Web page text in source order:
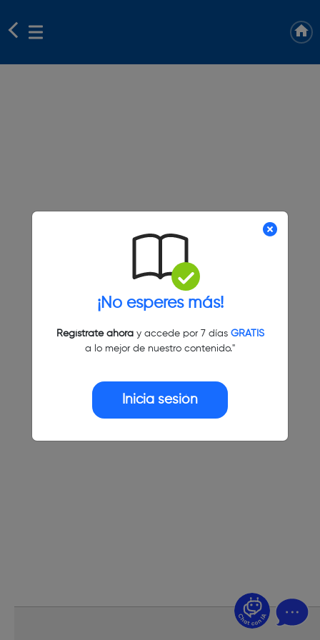
¡No esperes más!
Regístrate ahoray accede por 7 días GRATIS
a lo mejor de nuestro contenido."
Inicia sesión